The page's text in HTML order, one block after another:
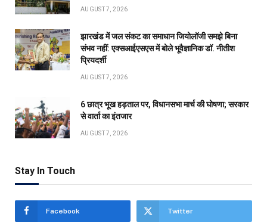
AUGUST 7, 2026
झारखंड में जल संकट का समाधान जियोलॉजी समझे बिना
संभव नहीं: एक्सआईएसएस में बोले भूवैज्ञानिक डॉ. नीतीश
प्रियदर्शी
AUGUST 7, 2026
6 छात्र भूख हड़ताल पर, विधानसभा मार्च की घोषणा; सरकार
से वार्ता का इंतजार
AUGUST 7, 2026
Stay In Touch
Facebook Twitter